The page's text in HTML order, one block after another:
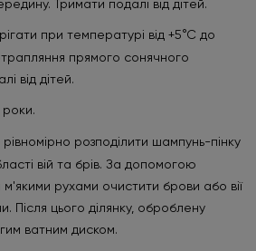
Тримати подалі від дітей.
при температурі від +5°С до
прямого сонячного
від дітей.
роки.
рівномірно розподілити шампунь-пінку
вій та брів. За допомогою
м'якими рухами очистити брови або вії
Після цього ділянку, оброблену
ватним диском.